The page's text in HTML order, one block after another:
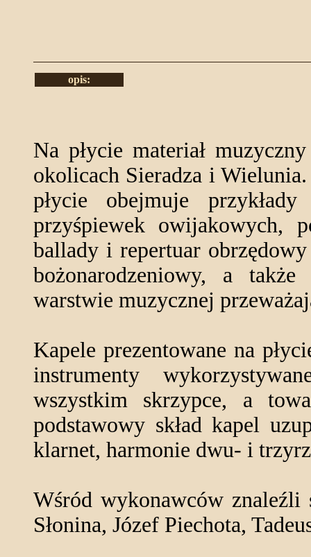
opis:
Na płycie materiał
okolicach Sieradza i
płycie obejmuje
przyśpiewek owijakowych,
ballady i repertuar
bożonarodzeniowy, a
warstwie muzycznej
Kapele prezentowane na
instrumenty
wszystkim skrzypce, a
podstawowy skład kapel
klarnet, harmonie dwu- i
Wśród wykonawców
Słonina, Józef Piechota,